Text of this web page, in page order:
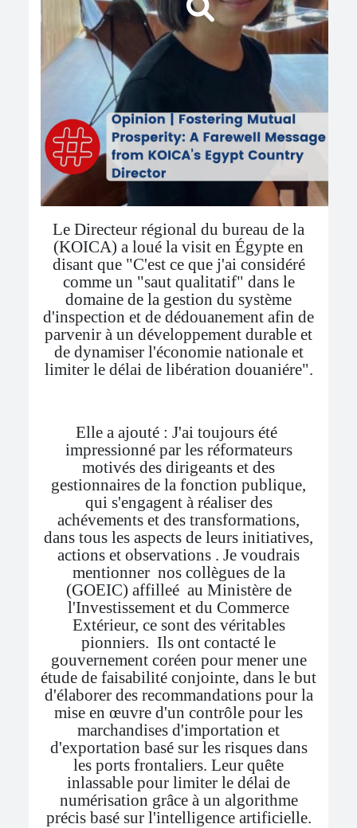
Le Directeur régional du bureau de la
(KOICA) a loué la visit en Égypte en
disant que "C'est ce que j'ai considéré
comme un "saut qualitatif" dans le
domaine de la gestion du système
d'inspection et de dédouanement afin de
parvenir à un développement durable et
de dynamiser l'économie nationale et
limiter le délai de libération douaniére".
Elle a ajouté : J'ai toujours été
impressionné par les réformateurs
motivés des dirigeants et des
gestionnaires de la fonction publique,
qui s'engagent à réaliser des
achévements et des transformations,
dans tous les aspects de leurs initiatives,
actions et observations . Je voudrais
mentionner nos collègues de la
(GOEIC) affilleé au Ministère de
l'Investissement et du Commerce
Extérieur, ce sont des véritables
pionniers. Ils ont contacté le
gouvernement coréen pour mener une
étude de faisabilité conjointe, dans le but
d'élaborer des recommandations pour la
mise en œuvre d'un contrôle pour les
marchandises d'importation et
d'exportation basé sur les risques dans
les ports frontaliers. Leur quête
inlassable pour limiter le délai de
numérisation grâce à un algorithme
précis basé sur l'intelligence artificielle.